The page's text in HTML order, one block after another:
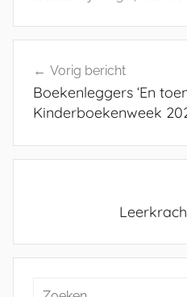
navigatie
Vorig bericht
Boekenleggers ‘En
Kinderboekenweek
Zoeken